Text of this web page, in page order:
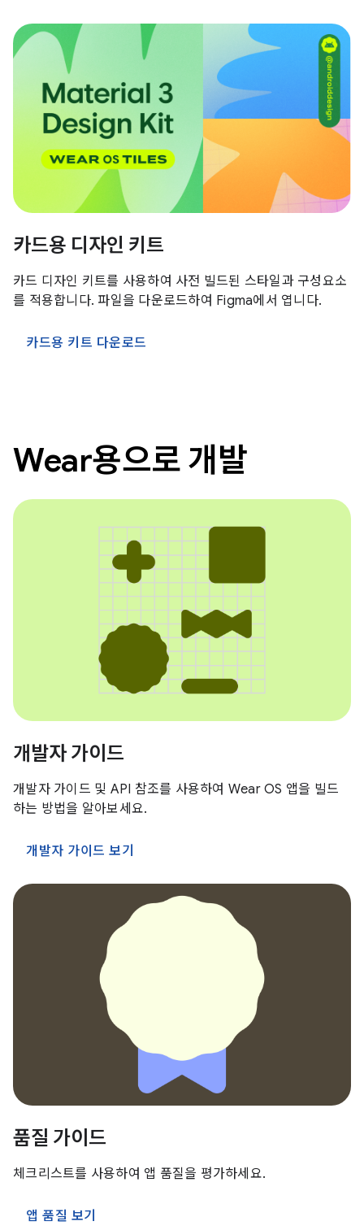
카드용 디자인 키트
카드 디자인 키트를 사용하여 사전 빌드된 스타일과 구성요소
를 적용합니다. 파일을 다운로드하여 Figma에서 엽니다.
카드용 키트 다운로드
Wear용으로 개발
개발자 가이드
개발자 가이드 및 API 참조를 사용하여 Wear OS 앱을 빌드
하는 방법을 알아보세요.
개발자 가이드 보기
품질 가이드
체크리스트를 사용하여 앱 품질을 평가하세요.
앱 품질 보기